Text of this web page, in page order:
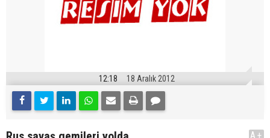
12:18 18 Aralık 2012
A+